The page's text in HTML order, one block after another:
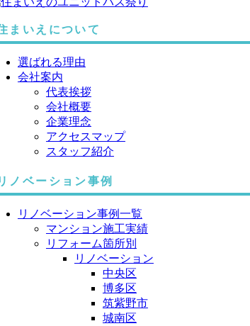
まいえについて
選ばれる理由
会社案内
代表挨拶
会社概要
企業理念
アクセスマップ
スタッフ紹介
ノベーション事例
リノベーション事例一覧
マンション施工実績
リフォーム箇所別
リノベーション
中央区
博多区
筑紫野市
城南区